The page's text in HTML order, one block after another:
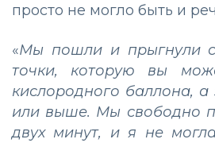
просто не могло быть и
«Мы пошли и прыгнули
точки, которую вы
кислородного баллона, а
или выше. Мы свободно
двух минут, и я не